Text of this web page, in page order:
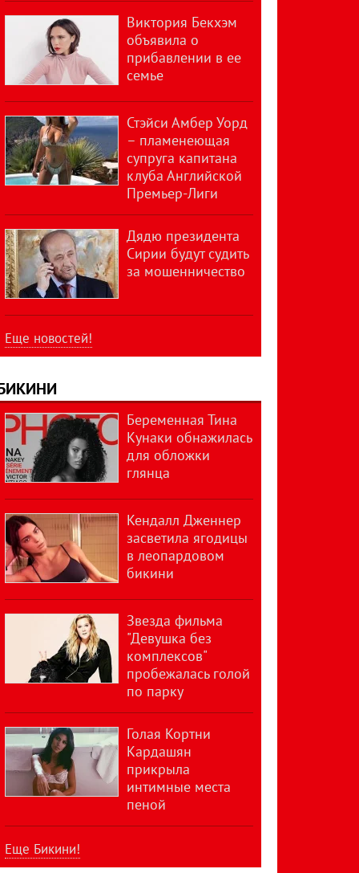
Виктория Бекхэм
объявила о
прибавлении в ее
семье
Стэйси Амбер Уорд
– пламенеющая
супруга капитана
клуба Английской
Премьер-Лиги
Дядю президента
Сирии будут судить
за мошенничество
Еще новостей!
Беременная Тина
Кунаки обнажилась
для обложки
глянца
Кендалл Дженнер
засветила ягодицы
в леопардовом
бикини
Звезда фильма
"Девушка без
комплексов"
пробежалась голой
по парку
Голая Кортни
Кардашян
прикрыла
интимные места
пеной
Еще Бикини!